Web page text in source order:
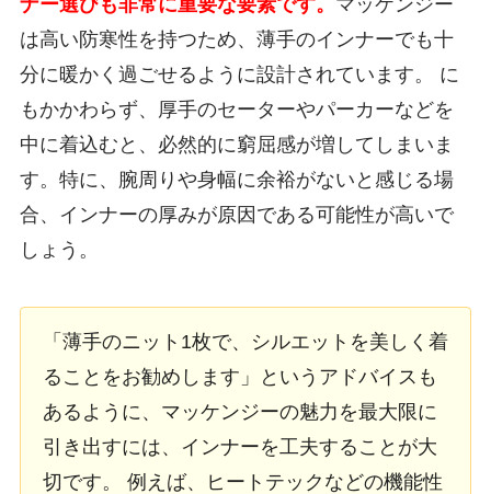
ナー選びも非常に重要な要素です。 マッケンジー
は高い防寒性を持つため、薄手のインナーでも十
分に暖かく過ごせるように設計されています。 に
もかかわらず、厚手のセーターやパーカーなどを
中に着込むと、必然的に窮屈感が増してしまいま
す。特に、腕周りや身幅に余裕がないと感じる場
合、インナーの厚みが原因である可能性が高いで
しょう。
「薄手のニット1枚で、シルエットを美しく着
ることをお勧めします」というアドバイスも
あるように、マッケンジーの魅力を最大限に
引き出すには、インナーを工夫することが大
切です。 例えば、ヒートテックなどの機能性